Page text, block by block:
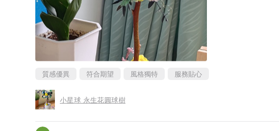
質感優異 符合期望 風格獨特 服務貼心
小星球 永生花圓球樹